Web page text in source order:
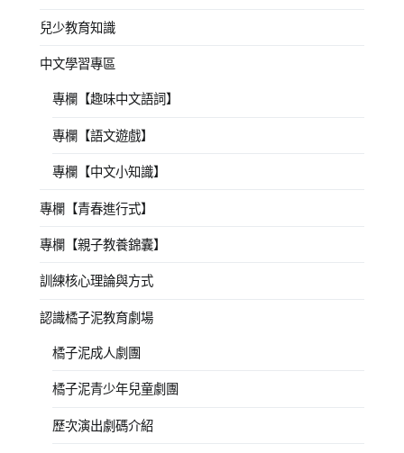
兒少教育知識
中文學習專區
專欄【趣味中文語詞】
專欄【語文遊戲】
專欄【中文小知識】
專欄【青春進行式】
專欄【親子教養錦囊】
訓練核心理論與方式
認識橘子泥教育劇場
橘子泥成人劇團
橘子泥青少年兒童劇團
歷次演出劇碼介紹